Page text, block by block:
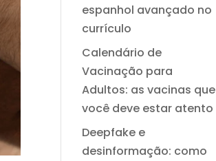
espanhol avançado no
currículo
Calendário de
Vacinação para
Adultos: as vacinas que
você deve estar atento
Deepfake e
desinformação: como